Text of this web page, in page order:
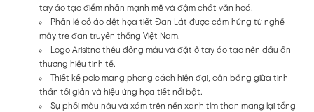
tay áo tạo điểm nhấn mạnh mẽ và đậm chất văn hoá.
Phần lé cổ áo dệt họa tiết Đan Lát được cảm hứng từ nghề
mây tre đan truyền thống Việt Nam.
Logo Arisitno thêu đồng màu và đặt ở tay áo tạo nên dấu ấn
thương hiệu tinh tế.
Thiết kế polo mang phong cách hiện đại, cân bằng giữa tinh
thần tối giản và hiệu ứng họa tiết nổi bật.
Sự phối màu nâu và xám trên nền xanh tím than mang lại tổng